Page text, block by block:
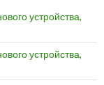
устройства,
устройства,